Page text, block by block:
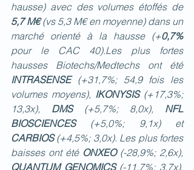
hausse) avec des volumes étoffés de
5,7 M€ (vs 5,3 M€ en moyenne) dans un
marché orienté à la hausse (+0,7%
pour le CAC 40).Les plus fortes
hausses Biotechs/Medtechs ont été
INTRASENSE (+31,7%; 54,9 fois les
volumes moyens), IKONYSIS (+17,3%;
13,3x), DMS (+5,7%; 8,0x), NFL
BIOSCIENCES
(+5,0%; 9,1x) et
CARBIOS (+4,5%; 3,0x). Les plus fortes
baisses ont été ONXEO
QUANTUM GENOMICS